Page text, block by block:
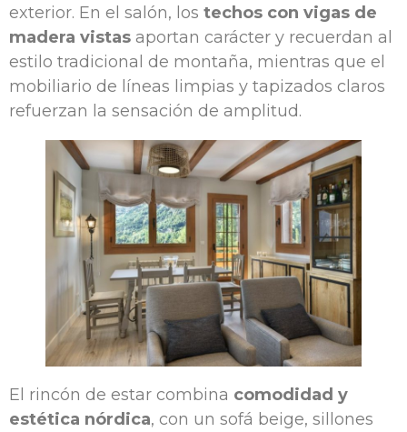
exterior. En el salón, los techos con vigas de
madera vistas aportan carácter y recuerdan al
estilo tradicional de montaña, mientras que el
mobiliario de líneas limpias y tapizados claros
refuerzan la sensación de amplitud.
El rincón de estar combina comodidad y
estética nórdica, con un sofá beige, sillones